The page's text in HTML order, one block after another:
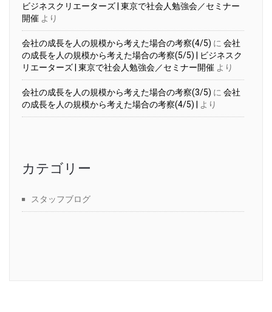
ビジネスクリエーターズ | 東京で社会人勉強会／セミナー
開催 より
会社の成長を人の規模から考えた場合の考察(4/5) に 会社
の成長を人の規模から考えた場合の考察(5/5) | ビジネスク
リエーターズ | 東京で社会人勉強会／セミナー開催 より
会社の成長を人の規模から考えた場合の考察(3/5) に 会社
の成長を人の規模から考えた場合の考察(4/5) |
より
カテゴリー
スタッフブログ